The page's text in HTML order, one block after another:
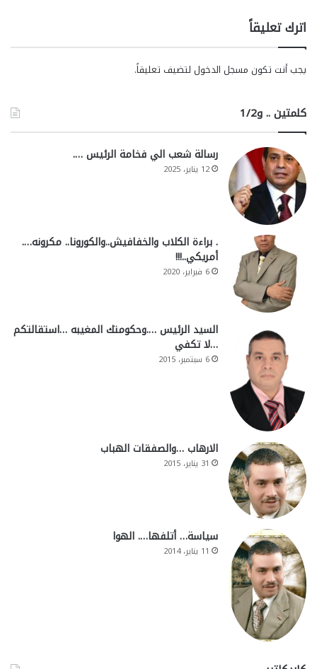
اترك تعليقاً
يجب أنت تكون مسجل الدخول لتضيف تعليقاً.
كلمتين .. و1/2
رسالة شعب الي فخامة الرئيس ….
12 يناير، 2025
. براءة الكلاب والخفافيش..والكورونا.. مكرونه….
أمريكي..!!!
6 فبراير، 2020
السيد الرئيس ….وحكومتك المغيبه …استقالتكم
…لا تكفي
6 سبتمبر، 2015
الارهاب …والصفقات الهباب
31 يناير، 2015
سياسة… أتلفها…. الهوا
11 يناير، 2014